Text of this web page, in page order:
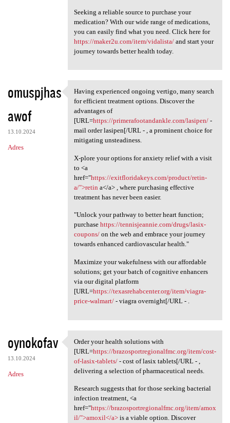
Seeking a reliable source to purchase your
medication? With our wide range of medications,
you can easily find what you need. Click here for
https://maker2u.com/item/vidalista/and start your
journey towards better health today.
omuspjhas
awof
13.10.2024
Adres
Having experienced ongoing
Having experienced ongoing vertigo, many search
for efficient treatment options. Discover the
advantages of
[URL=https://primerafootandankle.com/lasipen/-
mail order lasipen[/URL - , a prominent choice for
mitigating unsteadiness.
X-plore your options for anxiety relief with a visit
to <a
href="https://exitfloridakeys.com/product/retin-
a/">retin a</a> , where purchasing effective
treatment has never been easier.
"Unlock your pathway to better heart function;
purchase https://tennisjeannie.com/drugs/lasix-
coupons/on the web and embrace your journey
towards enhanced cardiovascular health."
Maximize your wakefulness with our affordable
solutions; get your batch of cognitive enhancers
via our digital platform
[URL=https://texasrehabcenter.org/item/viagra-
price-walmart/- viagra overnight[/URL - .
oynokofav
13.10.2024
Adres
Order your health solutions
Order your health solutions with
[URL=https://brazosportregionalfmc.org/item/cost-
of-lasix-tablets/- cost of lasix tablets[/URL - ,
delivering a selection of pharmaceutical needs.
Research suggests that for those seeking bacterial
infection treatment, <a
href="https://brazosportregionalfmc.org/item/amox
il/">amoxil</a>is a viable option. Discover